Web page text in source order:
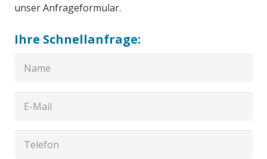
unser Anfrageformular.
Ihre Schnellanfrage: